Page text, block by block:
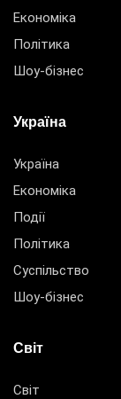
Економіка
Політика
Шоу-бізнес
Україна
Україна
Економіка
Події
Політика
Суспільство
Шоу-бізнес
Світ
Світ